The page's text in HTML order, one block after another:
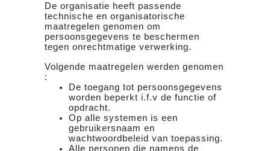
De organisatie heeft passende
technische en organisatorische
maatregelen genomen om
persoonsgegevens te beschermen
tegen onrechtmatige verwerking.
Volgende maatregelen werden genomen
:
De toegang tot persoonsgegevens
worden beperkt i.f.v de functie of
opdracht.
Op alle systemen is een
gebruikersnaam en
wachtwoordbeleid van toepassing.
Alle personen die namens de